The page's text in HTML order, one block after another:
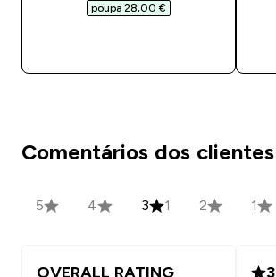
poupa 28,00 €‎
Comentários dos clientes
5 4 3 1 2 1
OVERALL RATING 3